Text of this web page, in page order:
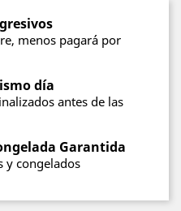
menos pagará por
día
antes de las
Garantida
y congelados